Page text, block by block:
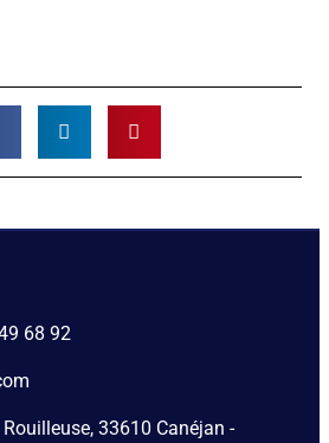
68 92
33610 Canéjan -